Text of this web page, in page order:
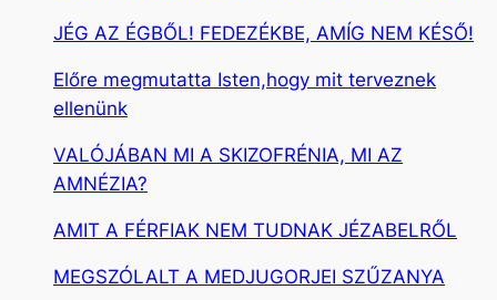
JÉG AZ ÉGBŐL! FEDEZÉKBE, AMÍG NEM KÉSŐ!
Előre megmutatta Isten,hogy mit terveznek
ellenünk
VALÓJÁBAN MI A SKIZOFRÉNIA, MI AZ
AMNÉZIA?
AMIT A FÉRFIAK NEM TUDNAK JÉZABELRŐL
MEGSZÓLALT A MEDJUGORJEI SZŰZANYA